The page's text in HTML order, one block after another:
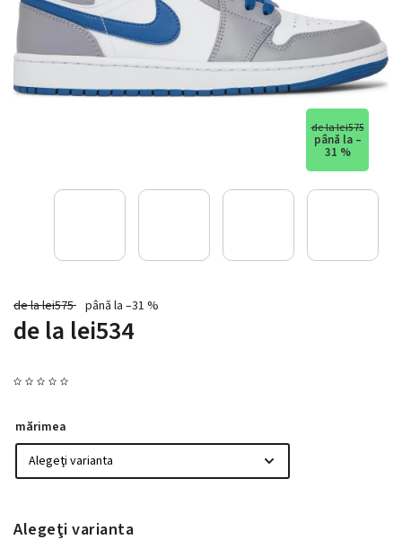
de la lei575
până la –
31 %
de la lei575 până la –31 %
de la lei534
mărimea
Alegeţi varianta